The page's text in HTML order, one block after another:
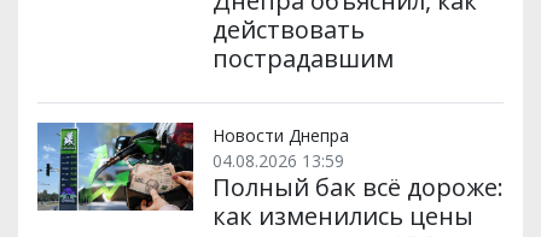
действовать
пострадавшим
Новости Днепра
04.08.2026 13:59
Полный бак всё дороже:
как изменились цены